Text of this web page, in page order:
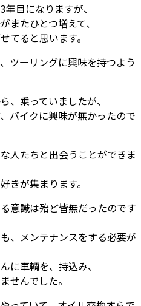
目になりますが、
またひとつ増えて、
てると思います。
ツーリングに興味を持つよう
、乗っていましたが、
バイクに興味が無かったので
人たちと出会うことができま
きが集まります。
意識は殆ど皆無だったのです
、メンテナンスをする必要が
に車輌を、持込み、
せんでした。